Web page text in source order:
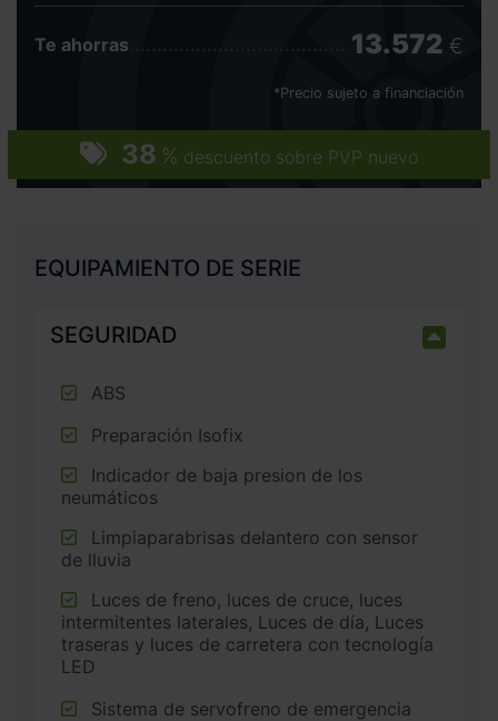
38 % descuento sobre PVP nuevo
Te ahorras 13.572 €
*Precio sujeto a financiación
EQUIPAMIENTO DE SERIE
SEGURIDAD
ABS
Preparación Isofix
neumáticos
de lluvia
intermitentes laterales, Luces de día, Luces
traseras y luces de carretera con tecnología
LED
Sistema de servofreno de emergencia